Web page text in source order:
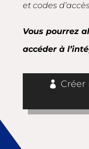
et codes
Vous pourrez
accéder à